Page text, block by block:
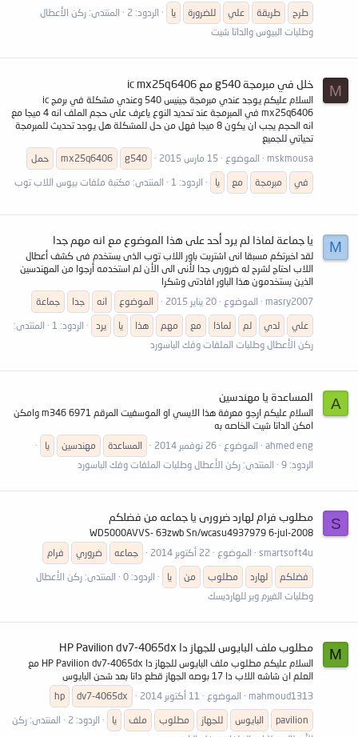
طرح طريقة علي للضرورة يا الردود: 2 المنتدى: ركن الأعطال
وطلبات البيوس والداتا شيت
M خلل في مبرمجة g540 مع ic mx25q6406
السلام عليكم يوجد عندي مبرمجة جينيس 540 وعندي مشكلة في برمج ic
mx25q6406 في المبرمجة عند تحديد النوع ياعرف على حجم الملف انه 4 ميجا مع
انه الحجم يجب ان يكون 8 ميجا فهل من حل للمشكلة هل يوجد تحديث للمبرمجة
تحياتي للجميع
mskmousa
الموضوع 15 مارس 2015 g540
mx25q6406
حمل
في
مبرمجة مع يا الردود: 1 المنتدى: مكتبة ملفات بيوس اللاب توب
M يا جماعة لماذا لم يرد أحد على هذا الموضوع مع انه مهم جدا
لقد اخبرتكم مسبقا انى اشتريت باور اللاب توب الذى يستخدم فى كشف أعطال
اللاب احتاج لشرح له ضرورى جدا لأنى الى الأن لم استخدمه أرجوا من المهندسين
الذين يستخدمون هذا الباور افادتى وشكرا
masry2007
الموضوع 20 يناير 2015 الموضوع انه جدا
جماعة
علي
لدي لم لماذا مع مهم هذا يا يرد الردود: 1
المنتدى:
ركن الأعطال وطلبات الملفات وفك الباسورد
A المساعدة يا مهندسين
السلام عليكم ارجو معرفة هذا الايسي او الموسفيت المرقم m346 6971 وامكن
امكن الداتا شيت الخاصه به
ahmed eng
الموضوع 26 نوفمبر 2014 المساعدة مهندسين
يا
الردود: 9
المنتدى: ركن الأعطال وطلبات الملفات وفك الباسورد
S مطلوب فرام لهارد ضرورى يا جماعه من فضلكم
WD5000AVVS- 63zwb Sn/wcasu4937979 6-jul-2008
smartsoft4u
الموضوع 22 أكتوبر 2014 جماعه ضروري
فرام
فضلكم
لهارد مطلوب من يا الردود: 0 المنتدى: ركن الأعطال
وطلبات الفيرم وير للهارديسك
M مطلوب ملف البايوس للجهاز دا HP Pavilion dv7-4065dx
السلام عليكم مطلوب ملف البايوس للجهاز دا HP Pavilion dv7-4065dx مع
العلم ان شاشه اللاب دا 17 بوصه الجهاز قطع داتا بعد شحن البايوس
mahmoud1313
الموضوع 11 أكتوبر 2014 dv7-4065dx
hp
pavilion
البايوس للجهاز مطلوب ملف يا الردود: 2 المنتدى: ركن